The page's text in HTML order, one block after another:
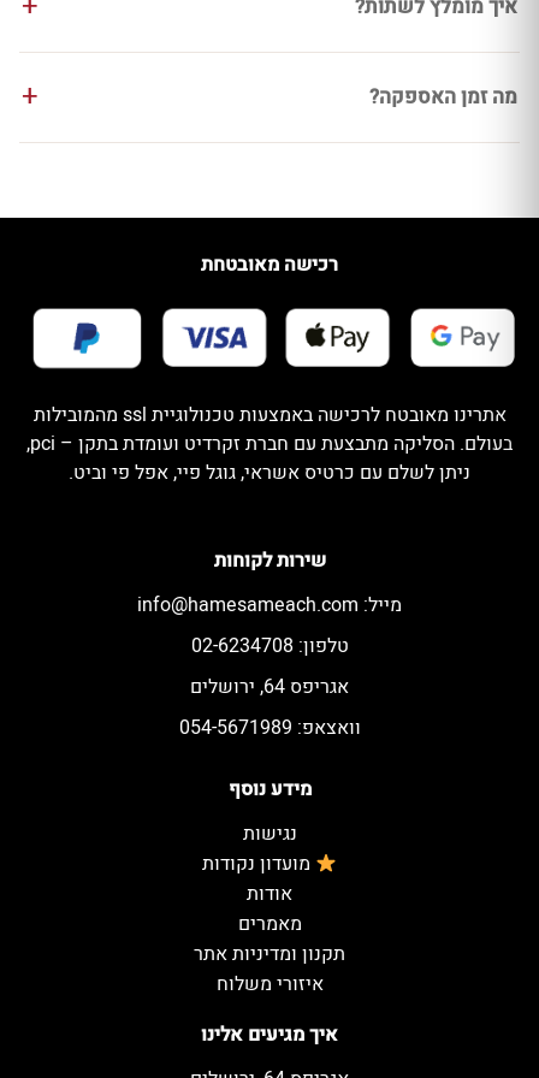
איך מומלץ לשתות?
מה זמן האספקה?
איך מגיעים אלינו
מידע נוסף
נגישות
מועדון נקודות
אודות
מאמרים
תקנון ומדיניות אתר
איזורי משלוח
שירות לקוחות
מייל: info@hamesameach.com
טלפון: 02-6234708
אגריפס 64, ירושלים
וואצאפ: 054-5671989
רכישה מאובטחת
אתרינו מאובטח לרכישה באמצעות טכנולוגיית ssl מהמובילות
בעולם. הסליקה מתבצעת עם חברת זקרדיט ועומדת בתקן – pci,
ניתן לשלם עם כרטיס אשראי, גוגל פיי, אפל פי וביט.